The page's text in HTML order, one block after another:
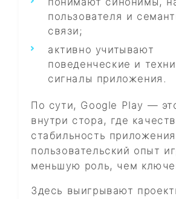
пользователя и
связи;
активно учитывают
поведенческие и
сигналы приложения.
По сути, Google Play —
внутри стора, где
стабильность
пользовательский опыт
меньшую роль, чем
Здесь выигрывают